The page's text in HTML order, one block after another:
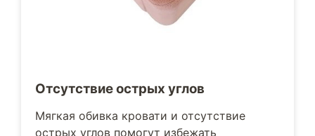
Отсутствие острых углов
Мягкая обивка кровати и отсутствие
острых углов помогут избежать